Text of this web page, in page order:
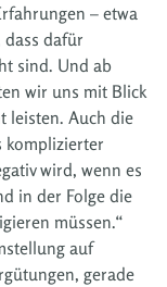
– etwa
dass dafür
sind. Und ab
wir uns mit Blick
leisten. Auch die
komplizierter
wird, wenn es
in der Folge die
müssen.“
auf
gerade